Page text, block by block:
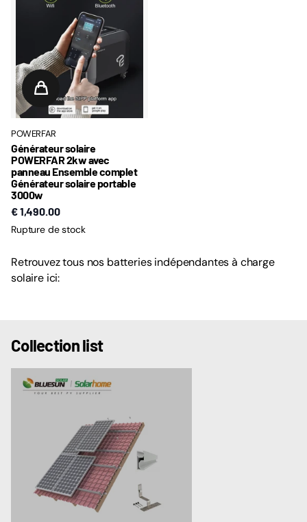
POWERFAR
Générateur solaire
POWERFAR 2kw avec
panneau Ensemble complet
Générateur solaire portable
3000w
€ 1,490.00
Rupture de stock
Retrouvez tous nos batteries indépendantes à charge
solaire ici:
Collection list